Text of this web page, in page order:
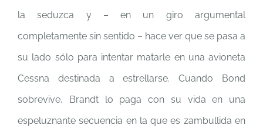
la seduzca y – en un giro argumental
completamente sin sentido – hace ver que se pasa a
su lado sólo para intentar matarle en una avioneta
Cessna destinada a estrellarse. Cuando Bond
sobrevive, Brandt lo paga con su vida en una
espeluznante secuencia en la que es zambullida en